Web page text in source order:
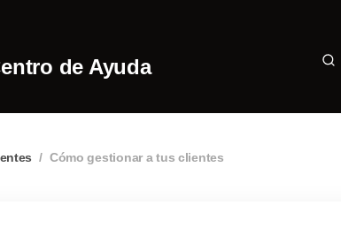
de Ayuda
/ Cómo gestionar a tus clientes